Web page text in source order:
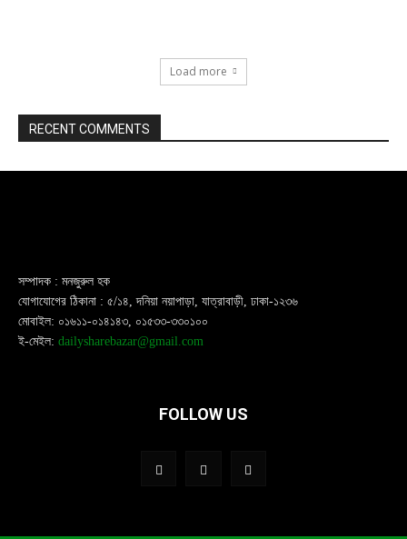
Load more
RECENT COMMENTS
সম্পাদক : মনজুরুল হক
যোগাযোগের ঠিকানা : ৫/১৪, দনিয়া নয়াপাড়া, যাত্রাবাড়ী, ঢাকা-১২৩৬
মোবাইল: ০১৬১১-০১৪১৪৩, ০১৫৩৩-৩৩০১০০
ই-মেইল: dailysharebazar@gmail.com
FOLLOW US